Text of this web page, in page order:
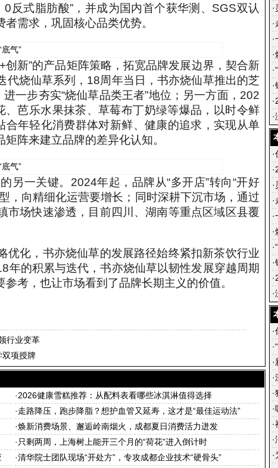
反式脂肪酸”，并成为国内首个获华测、SGS双认
需求，巩固核心品类优势。
创新”的产品矩阵策略，拓宽品牌发展边界，契合新
烧仙草系列，18周年当日，书亦烧仙草推出的芝
一步夯实“烧仙草品类王者”地位；另一方面，202
芭乐水果抹茶、草莓布丁奶绿等爆品，以时令鲜
合年轻化消费群体对新鲜、健康的追求，实现从单
阵来建立品牌的差异化认知。
另一关键。2024年起，品牌从“多开店”转向“开好
，向精细化运营要增长；同时深耕下沉市场，通过
市场快速渗透，目前四川、湖南等重点区域区县覆
优化，书亦烧仙草的发展路径始终紧扣新茶饮行业
年的积累与迭代，书亦烧仙草以韧性发展穿越周期
考，也让市场看到了品牌长期主义的价值。
行业变革
双项授牌
·2026健康雪糕推荐：从配料表看哪些冰淇淋值得选择
·走路降压，跑步降脂？想护血管又延寿，这才是“最佳运动法”
·焕新消费场景、邂逅岭南烟火，成都夏日消费活力迸发
· 只剩两周，上海树上能开三个月的“荷花”进入倒计时
·清华院士团队现场“开处方”，专攻成都企业技术“硬骨头”
·
·
·
·
·
·
·
·
·
·
·
·
·
·
·
·
·
·
·
·
·
·
·
·
·
·
·